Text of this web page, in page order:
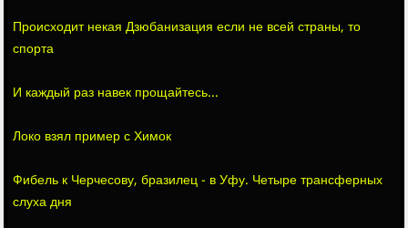
Происходит некая Дзюбанизация если не всей страны, то
спорта
И каждый раз навек прощайтесь...
Локо взял пример с Химок
Фибель к Черчесову, бразилец - в Уфу. Четыре трансферных
слуха дня